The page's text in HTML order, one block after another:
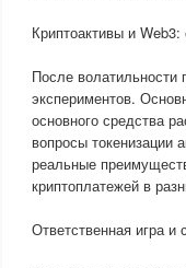
Криптоактивы и
После волатильности
экспериментов.
основного средства
вопросы токенизации
реальные
криптоплатежей в
Ответственная игра и